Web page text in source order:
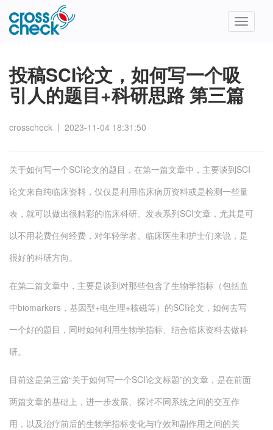
Toggle
投稿SCI论文，如何写一个吸
引人的题目+科研思路 第三篇
crosscheck 丨 2023-11-04 18:31:50
关于如何写一个SCI论文的题目，在第一篇文章中，主要谈到SCI
论文来自纯临床资料，仅仅是利用临床病历资料或是检测一些量
表，就可以做出很精彩的临床科研、发表系列SCI文章，尤其是可
以不用花费任何经费，对年轻学者、临床医生和护士们来说，是
很好的科研方向。
在第二篇文章中，主要是谈到对那些包含了生物学指标（包括血
中biomarkers，基因型+电生理+核磁等）的SCI论文，如何去写
一个好的题目，同时如何利用生物学指标、结合临床资料去做科
研。
目前这是第三篇“关于如何写一个SCI论文标题”的文章，是在前面
两篇文章的基础上，进一步发展、探讨不同系统之间的交互作
用，以及治疗前后的生物学指标变化与疗效和副作用之间的关